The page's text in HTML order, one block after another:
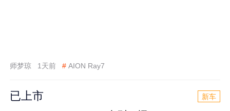
师梦琼 1天前 # AION Ray7
已上市 新车